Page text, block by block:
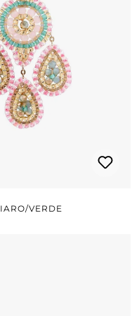
VERDE